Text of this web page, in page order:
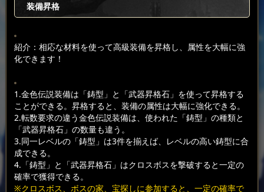
装備昇格
紹介：相応な材料を使って高級装備を昇格し、属性を大幅に強
化できます！
1.金色伝説装備は「鋳型」と「武器昇格石」を使って昇格する
ことができる。昇格すると、装備の属性は大幅に強化できる。
2.転数要求の違う金色伝説装備は、使われた「鋳型」の種類と
「武器昇格石」の数量も違う。
3.同一レベルの「鋳型」は3件を揃えば、レベルの高い鋳型に合
成できる。
4.「鋳型」と「武器昇格石」はクロスボスを撃破すると一定の
確率で獲得できる。
※クロスボス、ボスの家、宝探しに参加すると、一定の確率で